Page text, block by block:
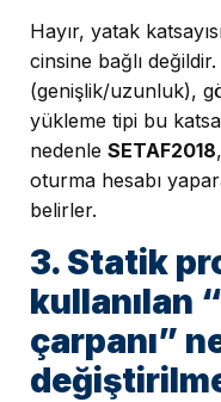
Hayır, yatak
cinsine bağlı
(genişlik/uzunluk),
yükleme tipi bu
nedenle SETAF2018
oturma hesabı
belirler.
3. Statik
kullanılan
çarpanı”